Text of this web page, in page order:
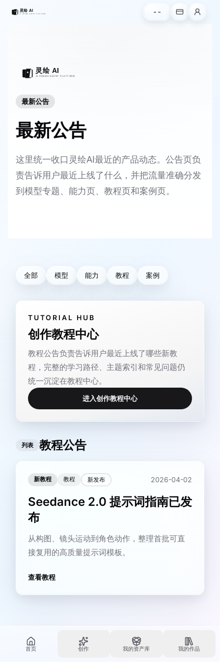
--
首页 创作 我的资产库 我的作品
最新公告
最新公告
这里统一收口灵绘AI最近的产品动态。公告页负
责告诉用户最近上线了什么，并把流量准确分发
到模型专题、能力页、教程页和案例页。
全部 模型 能力 教程 案例
TUTORIAL HUB
创作教程中心
教程公告负责告诉用户最近上线了哪些新教
程，完整的学习路径、主题索引和常见问题仍
统一沉淀在教程中心。
进入创作教程中心
列表 教程公告
新教程 教程 新发布 2026-04-02
Seedance 2.0 提示词指南已发
布
从构图、镜头运动到角色动作，整理首批可直
接复用的高质量提示词模板。
查看教程